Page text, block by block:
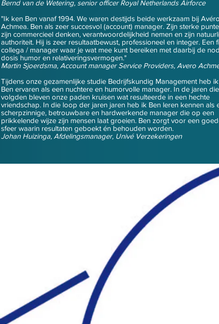
Bernd van de Wetering, senior officer Royal Netherlands Airforce
"Ik ken Ben vanaf 1994. We waren destijds beide werkzaam bij
Achmea. Ben als zeer succesvol (account) manager. Zijn sterke
zijn commercieel denken, verantwoordelijkheid nemen en zijn
authoriteit. Hij is zeer resultaatbewust, professioneel en integer. Een
collega / manager waar je wat mee kunt bereiken met daarbij de
dosis humor en relativeringsvermogen."
Martin Sjoerdsma, Account manager Service Providers, Avero
Tijdens onze gezamenlijke studie Bedrijfskundig Management heb ik
Ben ervaren als een nuchtere en humorvolle manager. In de jaren die
volgden bleven onze paden kruisen wat resulteerde in een hechte
vriendschap. In die loop der jaren jaren heb ik Ben leren kennen als
scherpzinnige, betrouwbare en hardwerkende manager die op een
prikkelende wijze zijn mensen laat groeien. Ben zorgt voor een
sfeer waarin resultaten geboekt én behouden worden.
Johan Huizinga, Afdelingsmanager, Univé Verzekeringen